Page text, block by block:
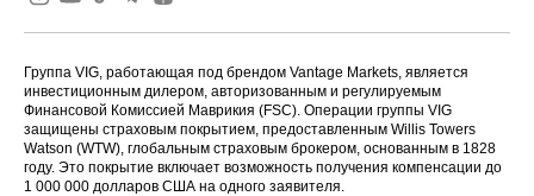
Группа VIG, работающая под брендом Vantage Markets, является
инвестиционным дилером, авторизованным и регулируемым
Финансовой Комиссией Маврикия (FSC). Операции группы VIG
защищены страховым покрытием, предоставленным Willis Towers
Watson (WTW), глобальным страховым брокером, основанным в 1828
году. Это покрытие включает возможность получения компенсации до
1 000 000 долларов США на одного заявителя.